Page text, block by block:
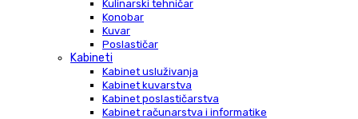
Kulinarski tehničar
Konobar
Kuvar
Poslastičar
Kabineti
Kabinet usluživanja
Kabinet kuvarstva
Kabinet poslastičarstva
Kabinet računarstva i informatike